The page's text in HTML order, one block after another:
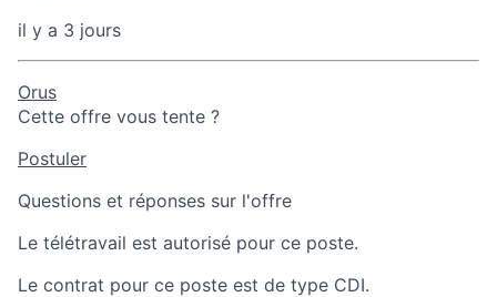
il y a 3 jours
Orus
Cette offre vous tente ?
Postuler
Questions et réponses sur l'offre
Le télétravail est autorisé pour ce poste.
Le contrat pour ce poste est de type CDI.